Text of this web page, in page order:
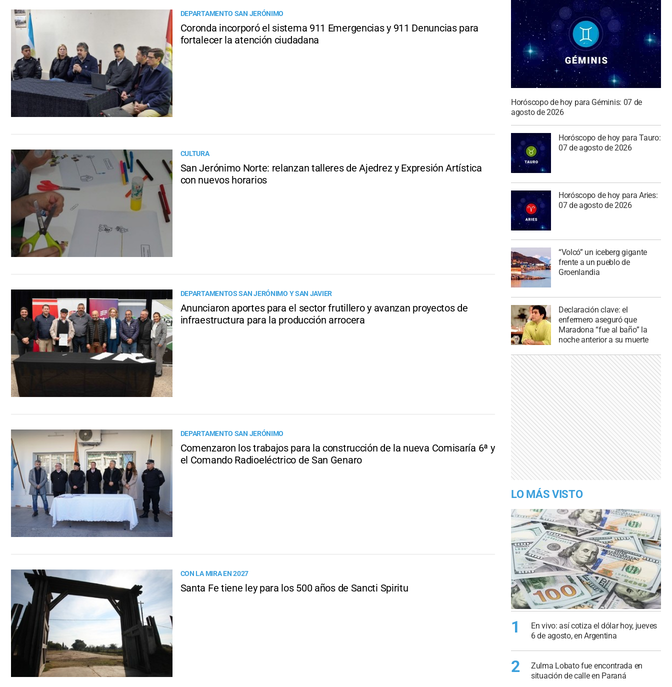
DEPARTAMENTO SAN JERÓNIMO
Coronda incorporó el sistema 911 Emergencias y 911 Denuncias para
fortalecer la atención ciudadana
CULTURA
San Jerónimo Norte: relanzan talleres de Ajedrez y Expresión Artística
con nuevos horarios
DEPARTAMENTOS SAN JERÓNIMO Y SAN JAVIER
Anunciaron aportes para el sector frutillero y avanzan proyectos de
infraestructura para la producción arrocera
DEPARTAMENTO SAN JERÓNIMO
Comenzaron los trabajos para la construcción de la nueva Comisaría 6ª y
el Comando Radioeléctrico de San Genaro
CON LA MIRA EN 2027
Santa Fe tiene ley para los 500 años de Sancti Spiritu
Horóscopo de hoy para Géminis: 07 de
agosto de 2026
Horóscopo de hoy para Tauro:
07 de agosto de 2026
Horóscopo de hoy para Aries:
07 de agosto de 2026
“Volcó” un iceberg gigante
frente a un pueblo de
Groenlandia
Declaración clave: el
enfermero aseguró que
Maradona “fue al baño” la
noche anterior a su muerte
LO MÁS VISTO
1
En vivo: así cotiza el dólar hoy, jueves
6 de agosto, en Argentina
2
Zulma Lobato fue encontrada en
situación de calle en Paraná